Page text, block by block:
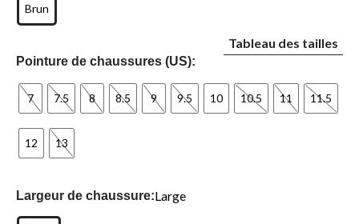
Brun
Pointure de chaussures (US):
Tableau des tailles
7 7.5 8 8.5 9 9.5 10 10.5 11 11.5
12 13
Largeur de chaussure:Large